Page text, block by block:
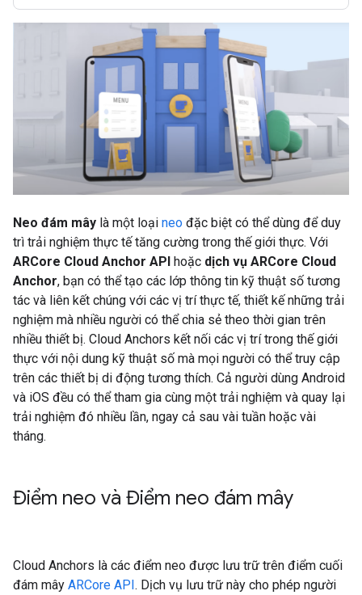
Neo đám mây là một loại neo đặc biệt có thể dùng để duy
trì trải nghiệm thực tế tăng cường trong thế giới thực. Với
ARCore Cloud Anchor API hoặc dịch vụ ARCore Cloud
Anchor, bạn có thể tạo các lớp thông tin kỹ thuật số tương
tác và liên kết chúng với các vị trí thực tế, thiết kế những trải
nghiệm mà nhiều người có thể chia sẻ theo thời gian trên
nhiều thiết bị. Cloud Anchors kết nối các vị trí trong thế giới
thực với nội dung kỹ thuật số mà mọi người có thể truy cập
trên các thiết bị di động tương thích. Cả người dùng Android
và iOS đều có thể tham gia cùng một trải nghiệm và quay lại
trải nghiệm đó nhiều lần, ngay cả sau vài tuần hoặc vài
tháng.
Điểm neo và Điểm neo đám mây
Cloud Anchors là các điểm neo được lưu trữ trên điểm cuối
đám mây ARCore API. Dịch vụ lưu trữ này cho phép người